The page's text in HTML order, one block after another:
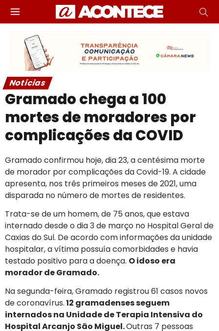
Notícias
Gramado chega a 100
mortes de moradores por
complicações da COVID
Gramado confirmou hoje, dia 23, a centésima morte
de morador por complicações da Covid-19. A cidade
apresenta, nos três primeiros meses de 2021, uma
disparada no número de mortes de residentes.
Trata-se de um homem, de 75 anos, que estava
internado desde o dia 3 de março no Hospital Geral de
Caxias do Sul. De acordo com informações da unidade
hospitalar, a vítima possuía comorbidades e havia
testado positivo para a doença. O idoso era
morador de Gramado.
Na segunda-feira, Gramado registrou 61 casos novos
de coronavírus.12 gramadenses seguem
internados na Unidade de Terapia Intensiva do
Hospital Arcanjo São Miguel.Outras 7 pessoas